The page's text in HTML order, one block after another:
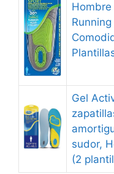
Gel
sudor,
(2